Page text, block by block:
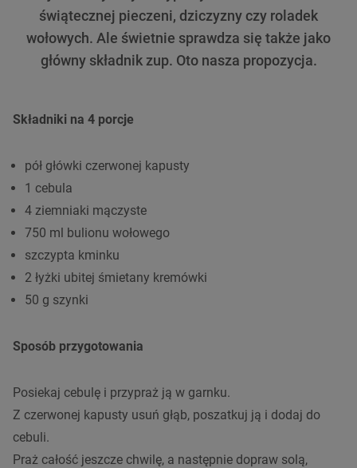
świątecznej pieczeni, dziczyzny czy roladek
wołowych. Ale świetnie sprawdza się także jako
główny składnik zup. Oto nasza propozycja.
Składniki na 4 porcje
pół główki czerwonej kapusty
1 cebula
4 ziemniaki mączyste
750 ml bulionu wołowego
szczypta kminku
2 łyżki ubitej śmietany kremówki
50 g szynki
Sposób przygotowania
Posiekaj cebulę i przypraż ją w garnku.
Z czerwonej kapusty usuń głąb, poszatkuj ją i dodaj do
cebuli.
Praż całość jeszcze chwilę, a następnie dopraw solą,